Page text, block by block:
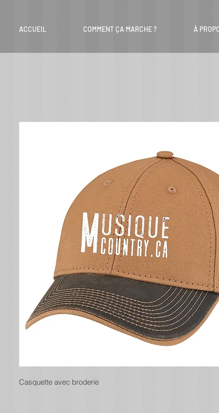
ACCUEIL COMMENT ÇA MARCHE ? À
Casquette avec broderie